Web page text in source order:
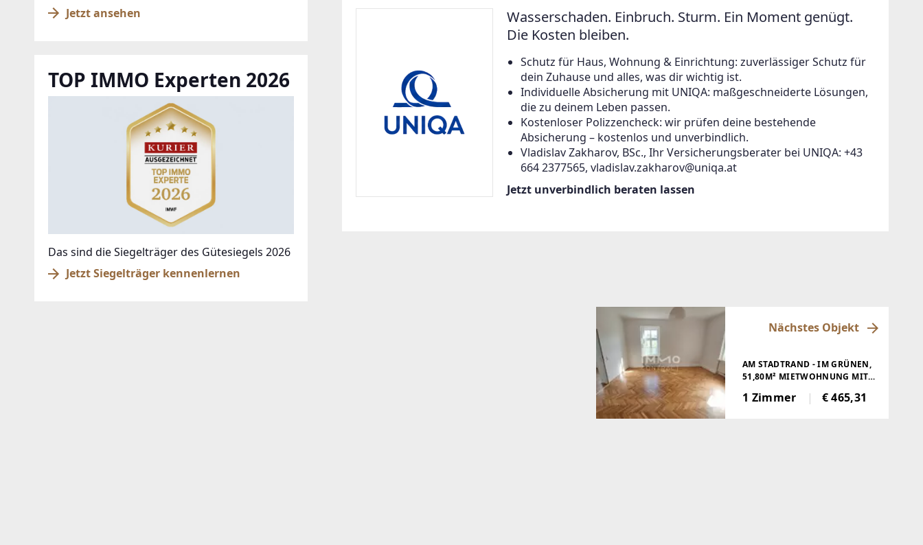
Wasserschaden. Einbruch. Sturm. Ein Moment genügt.
Die Kosten bleiben.
Schutz für Haus, Wohnung & Einrichtung: zuverlässiger Schutz für
dein Zuhause und alles, was dir wichtig ist.
Individuelle Absicherung mit UNIQA: maßgeschneiderte Lösungen,
die zu deinem Leben passen.
Kostenloser Polizzencheck: wir prüfen deine bestehende
Absicherung – kostenlos und unverbindlich.
Vladislav Zakharov, BSc., Ihr Versicherungsberater bei UNIQA: +43
664 2377565, vladislav.zakharov@uniqa.at
Jetzt unverbindlich beraten lassen
Nächstes Objekt
AM STADTRAND - IM GRÜNEN,
51,80M² MIETWOHNUNG MIT
1 Zimmer € 465,31
Jetzt ansehen
TOP IMMO Experten 2026
Das sind die Siegelträger des Gütesiegels 2026
Jetzt Siegelträger kennenlernen